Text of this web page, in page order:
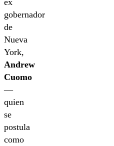
ex
gobernador
de
Nueva
York,
Andrew
Cuomo
—
quien
se
postula
como